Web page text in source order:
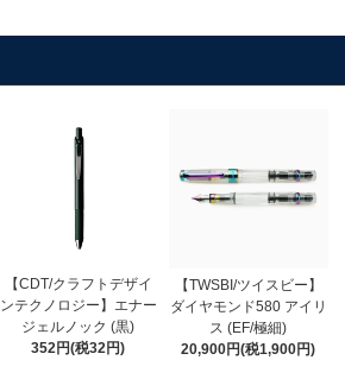
【CDT/クラフトデザイ
ンテクノロジー】エナー
ジェルノック (黒)
352円(税32円)
【TWSBI/ツイスビー】
ダイヤモンド580 アイリ
ス (EF/極細)
20,900円(税1,900円)